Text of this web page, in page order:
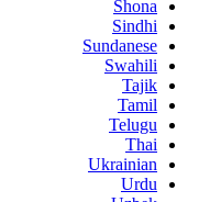
Shona
Sindhi
Sundanese
Swahili
Tajik
Tamil
Telugu
Thai
Ukrainian
Urdu